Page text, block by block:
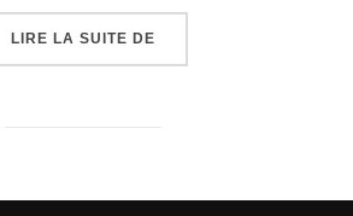
LIRE LA SUITE DE